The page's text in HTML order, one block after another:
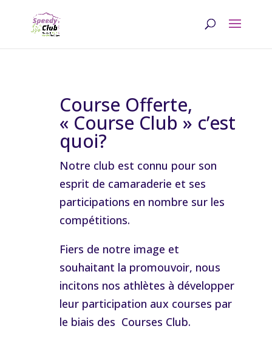
Course Offerte,
« Course Club » c’est
quoi?
Notre club est connu pour son
esprit de camaraderie et ses
participations en nombre sur les
compétitions.
Fiers de notre image et
souhaitant la promouvoir, nous
incitons nos athlètes à développer
leur participation aux courses par
le biais des Courses Club.